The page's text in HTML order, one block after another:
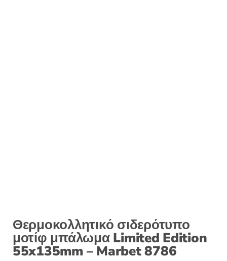
Θερμοκολλητικό σιδερότυπο
μοτίφ μπάλωμα Limited Edition
55x135mm – Marbet 8786